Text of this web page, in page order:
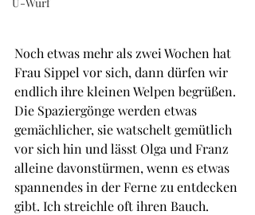
Noch etwas mehr als zwei Wochen hat
Frau Sippel vor sich, dann dürfen wir
endlich ihre kleinen Welpen begrüßen.
Die Spaziergönge werden etwas
gemächlicher, sie watschelt gemütlich
vor sich hin und lässt Olga und Franz
alleine davonstürmen, wenn es etwas
spannendes in der Ferne zu entdecken
gibt. Ich streichle oft ihren Bauch.